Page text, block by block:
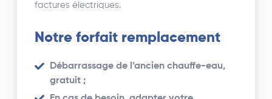
factures électriques.
Notre forfait remplacement
Débarrassage de l’ancien chauffe-eau,
gratuit ;